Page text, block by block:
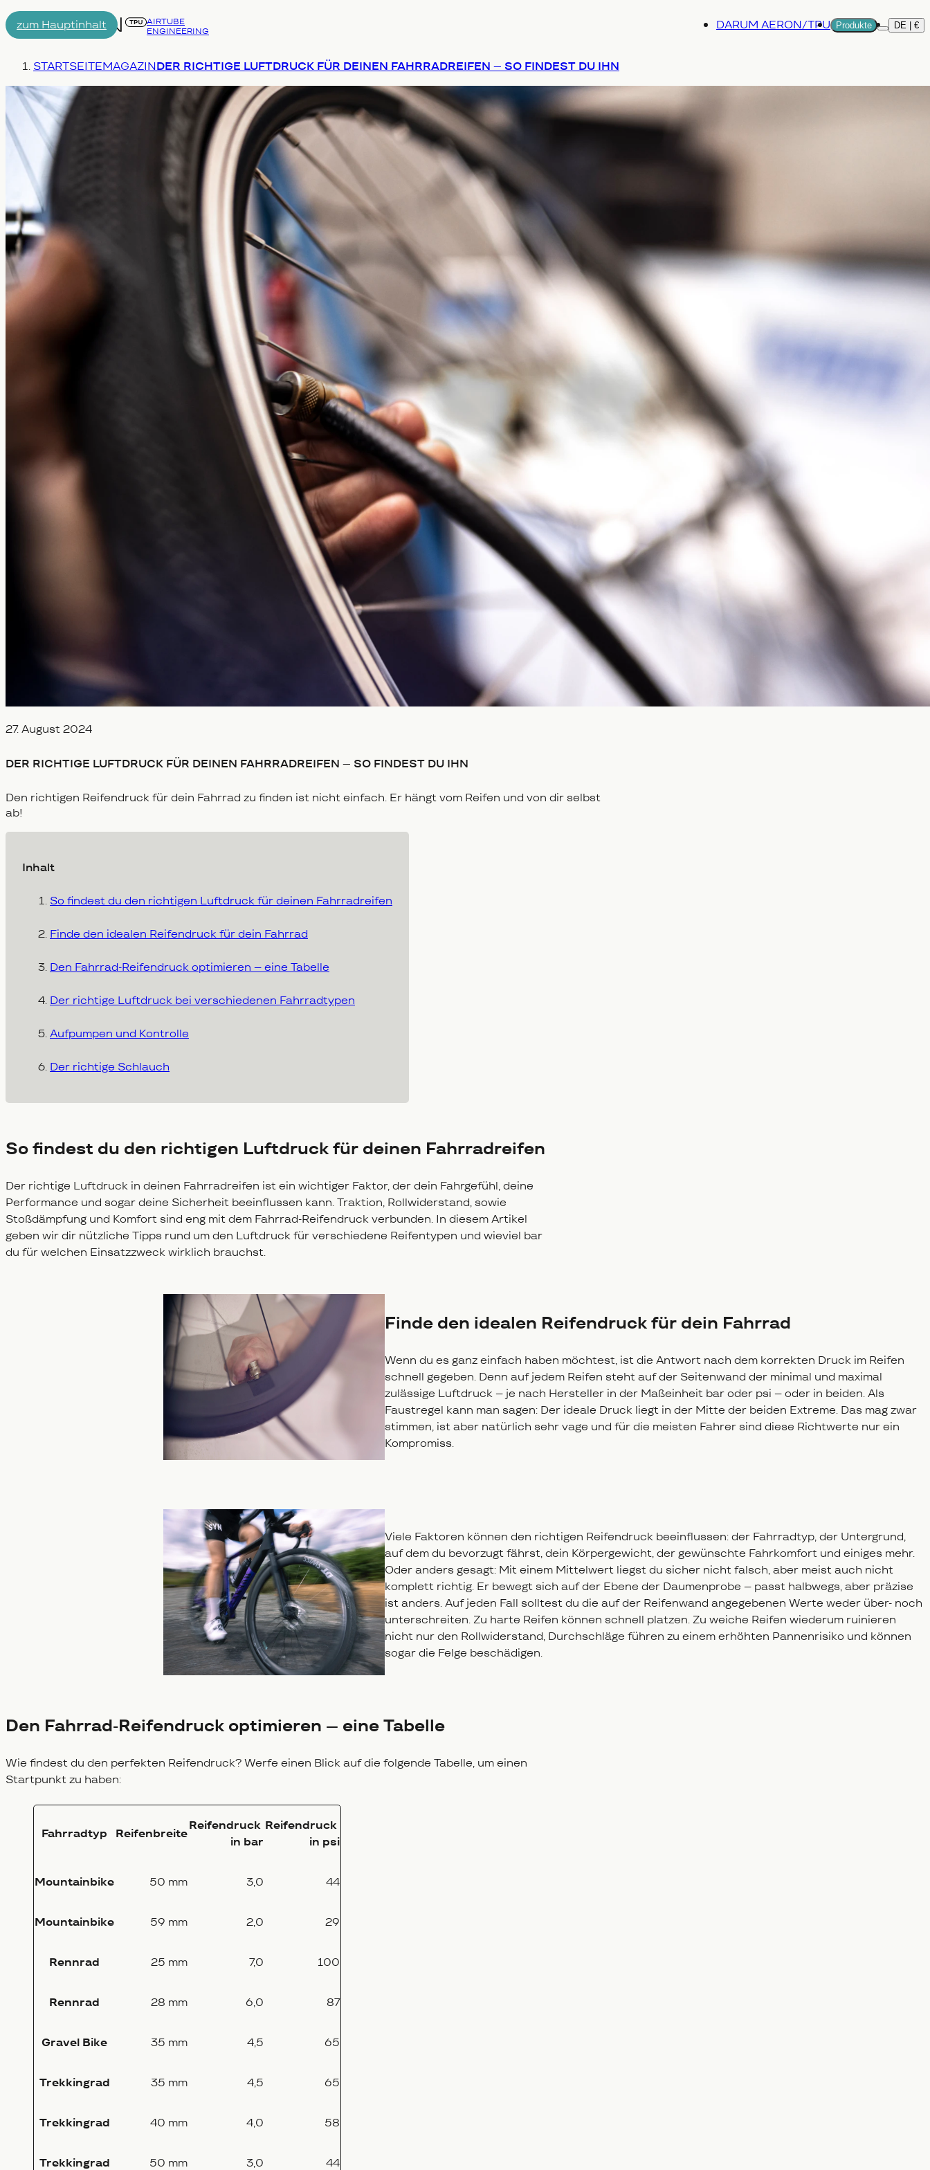
zum Hauptinhalt
AIRTUBE
ENGINEERING
DARUM AERON/TPU
Produkte
Mehr
DE | €
Du bist hier:
STARTSEITEMAGAZINDER RICHTIGE LUFTDRUCK FÜR DEINEN FAHRRADREIFEN – SO FINDEST DU IHN
Veröffentlicht am
27. August 2024
DER RICHTIGE LUFTDRUCK FÜR DEINEN FAHRRADREIFEN – SO FINDEST DU IHN
Den richtigen Reifendruck für dein Fahrrad zu finden ist nicht einfach. Er hängt vom Reifen und von dir selbst
ab!
Inhalt
So findest du den richtigen Luftdruck für deinen Fahrradreifen
Finde den idealen Reifendruck für dein Fahrrad
Den Fahrrad-Reifendruck optimieren – eine Tabelle
Der richtige Luftdruck bei verschiedenen Fahrradtypen
Aufpumpen und Kontrolle
Der richtige Schlauch
So findest du den richtigen Luftdruck für deinen Fahrradreifen
Der richtige Luftdruck in deinen Fahrradreifen ist ein wichtiger Faktor, der dein Fahrgefühl, deine
Performance und sogar deine Sicherheit beeinflussen kann. Traktion, Rollwiderstand, sowie
Stoßdämpfung und Komfort sind eng mit dem Fahrrad-Reifendruck verbunden. In diesem Artikel
geben wir dir nützliche Tipps rund um den Luftdruck für verschiedene Reifentypen und wieviel bar
du für welchen Einsatzzweck wirklich brauchst.
Finde den idealen Reifendruck für dein Fahrrad
Wenn du es ganz einfach haben möchtest, ist die Antwort nach dem korrekten Druck im Reifen
schnell gegeben. Denn auf jedem Reifen steht auf der Seitenwand der minimal und maximal
zulässige Luftdruck – je nach Hersteller in der Maßeinheit bar oder psi – oder in beiden. Als
Faustregel kann man sagen: Der ideale Druck liegt in der Mitte der beiden Extreme. Das mag zwar
stimmen, ist aber natürlich sehr vage und für die meisten Fahrer sind diese Richtwerte nur ein
Kompromiss.
Viele Faktoren können den richtigen Reifendruck beeinflussen: der Fahrradtyp, der Untergrund,
auf dem du bevorzugt fährst, dein Körpergewicht, der gewünschte Fahrkomfort und einiges mehr.
Oder anders gesagt: Mit einem Mittelwert liegst du sicher nicht falsch, aber meist auch nicht
komplett richtig. Er bewegt sich auf der Ebene der Daumenprobe – passt halbwegs, aber präzise
ist anders. Auf jeden Fall solltest du die auf der Reifenwand angegebenen Werte weder über- noch
unterschreiten. Zu harte Reifen können schnell platzen. Zu weiche Reifen wiederum ruinieren
nicht nur den Rollwiderstand, Durchschläge führen zu einem erhöhten Pannenrisiko und können
sogar die Felge beschädigen.
Den Fahrrad-Reifendruck optimieren – eine Tabelle
Wie findest du den perfekten Reifendruck? Werfe einen Blick auf die folgende Tabelle, um einen
Startpunkt zu haben:
Fahrradtyp Reifenbreite
Reifendruck
in bar
Reifendruck
in psi
Mountainbike 50 mm 3,0 44
Mountainbike 59 mm 2,0 29
Rennrad 25 mm 7,0 100
Rennrad 28 mm 6,0 87
Gravel Bike 35 mm 4,5 65
Trekkingrad 35 mm 4,5 65
Trekkingrad 40 mm 4,0 58
Trekkingrad 50 mm 3,0 44